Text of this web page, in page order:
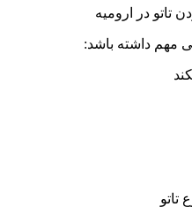
تاتو در ارومیه
مهم داشته باشد:
تاتو